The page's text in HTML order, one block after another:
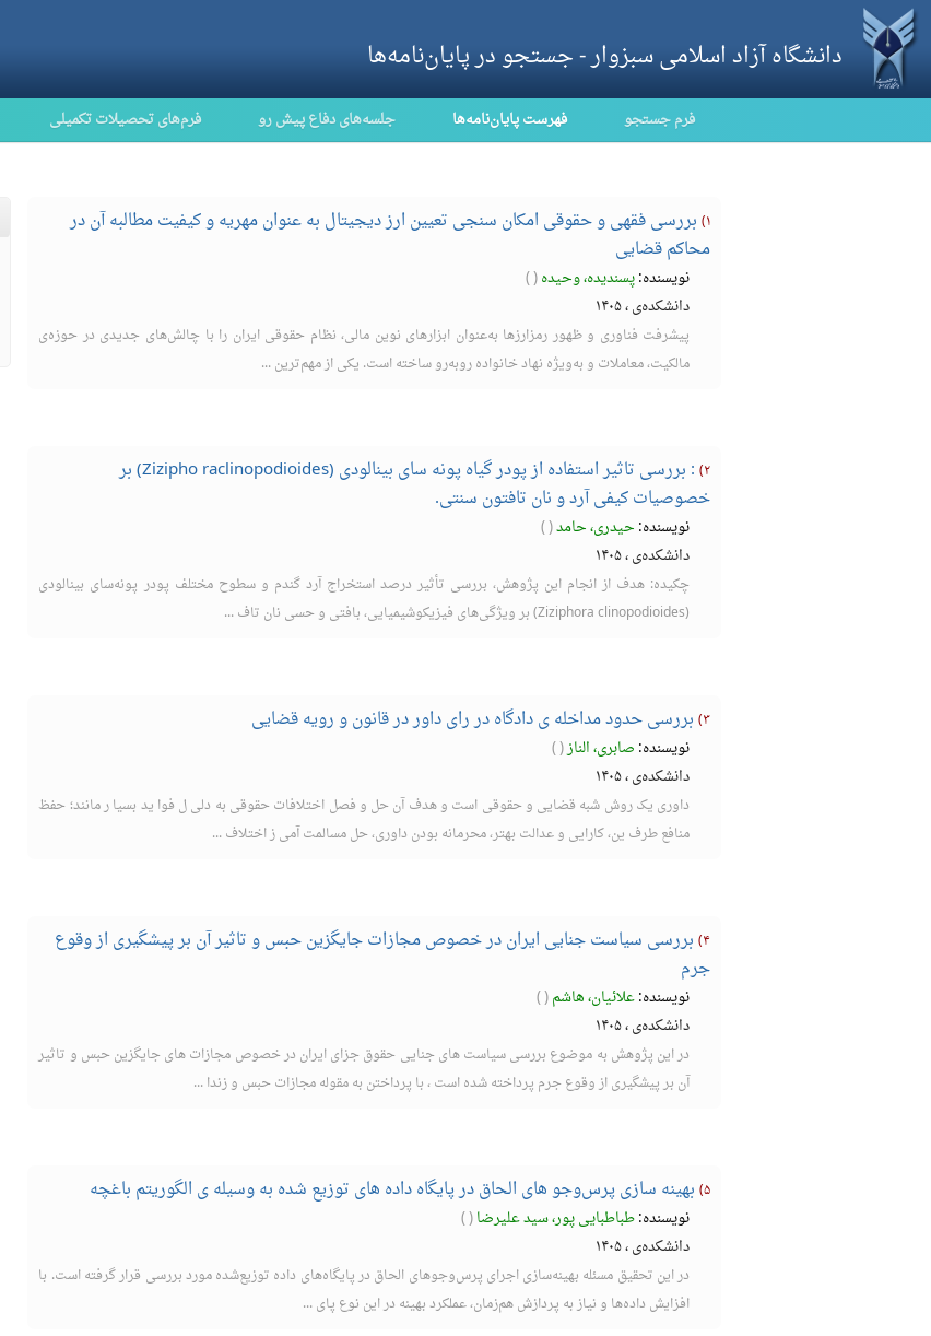
دانشگاه آزاد اسلامی سبزوار - جستجو در پایان‌نامه‌ها
فرم جستجو فهرست پایان‌نامه‌ها جلسه‌های دفاع پیش رو فرم‌های تحصیلات تکمیلی
۱) بررسی فقهی و حقوقی امکان سنجی تعیین ارز دیجیتال به عنوان مهریه و کیفیت مطالبه آن در
محاکم قضایی
نویسنده:پسندیده، وحیده(
)
دانشکده‌ی،۱۴۰۵
پیشرفت فناوری و ظهور رمزارزها به‌عنوان ابزارهای نوین مالی، نظام حقوقی ایران را با چالش‌های جدیدی در حوزه‌ی
مالکیت، معاملات و به‌ویژه نهاد خانواده روبه‌رو ساخته است. یکی از مهم‌ترین ...
۲)
: بررسی تاثیر استفاده از پودر گیاه پونه سای بینالودی (Zizipho raclinopodioides) بر
خصوصیات کیفی آرد و نان تافتون سنتی.
نویسنده: حیدری، حامد(
)
دانشکده‌ی،۱۴۰۵
چکیده: هدف از انجام این پژوهش، بررسی تأثیر درصد استخراج آرد گندم و سطوح مختلف پودر پونه‌سای بینالودی
(Ziziphora clinopodioides) بر ویژگی‌های فیزیکوشیمیایی، بافتی و حسی نان تاف ...
۳) بررسی حدود مداخله ی دادگاه در رای داور در قانون و رویه قضایی
نویسنده: صابری، الناز(
)
دانشکده‌ی،۱۴۰۵
داوری یک روش شبه قضایی و حقوقی است و هدف آن حل و فصل اختلافات حقوقی به دلی ل فوا ید بسیا ر مانند؛ حفظ
منافع طرف ین، کارایی و عدالت بهتر، محرمانه بودن داوری، حل مسالمت آمی ز اختلاف ...
۴) بررسی سیاست جنایی ایران در خصوص مجازات جایگزین حبس و تاثیر آن بر پیشگیری از وقوع
جرم
نویسنده:علائیان، هاشم(
)
دانشکده‌ی،۱۴۰۵
در این پژوهش به موضوع بررسی سیاست های جنایی حقوق جزای ایران در خصوص مجازات های جایگزین حبس و تاثیر
آن بر پیشگیری از وقوع جرم پرداخته شده است ، با پرداختن به مقوله مجازات حبس و زندا ...
۵) بهینه سازی پرس‌و‌جو های الحاق در پایگاه داده های توزیع شده به وسیله ی الگوریتم باغچه
نویسنده:طباطبایی پور، سید علیرضا(
)
دانشکده‌ی،۱۴۰۵
در این تحقیق مسئله بهینه‌سازی اجرای پرس‌وجوهای الحاق در پایگاه‌های داده توزیع‌شده مورد بررسی قرار گرفته است. با
افزایش داده‌ها و نیاز به پردازش هم‌زمان، عملکرد بهینه در این نوع پای ...